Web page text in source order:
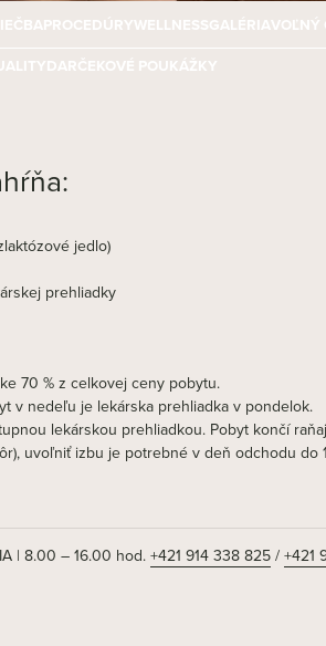
PROCEDÚRYWELLNESSGALÉRIAVOĽNÝ
DARČEKOVÉ POUKÁŽKY
jedlo)
prehliadky
70 % z celkovej ceny pobytu.
v nedeľu je lekárska prehliadka v pondelok.
lekárskou prehliadkou. Pobyt končí
uvoľniť izbu je potrebné v deň odchodu
| 8.00 – 16.00 hod. +421 914 338 825/ +421